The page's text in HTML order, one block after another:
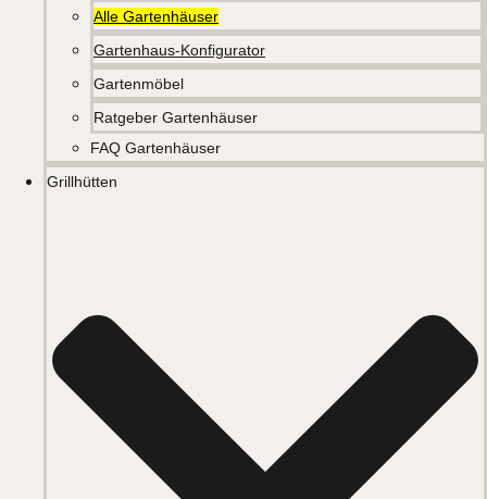
Alle Gartenhäuser
Gartenhaus-Konfigurator
Gartenmöbel
Ratgeber Gartenhäuser
FAQ Gartenhäuser
Grillhütten